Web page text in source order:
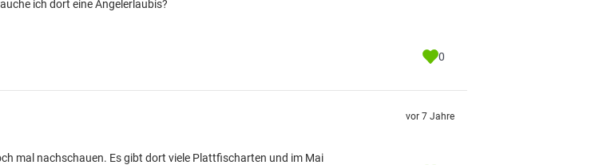
ich dort eine Angelerlaubis?
0
mal nachschauen. Es gibt dort viele Plattfischarten und im Mai
vor 7 Jahre